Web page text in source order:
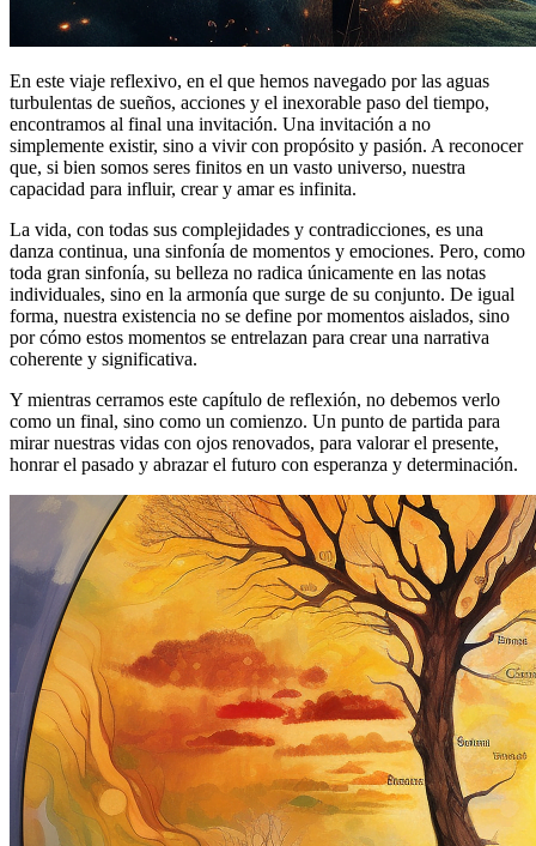
En este viaje reflexivo, en el que hemos navegado por las aguas
turbulentas de sueños, acciones y el inexorable paso del tiempo,
encontramos al final una invitación. Una invitación a no
simplemente existir, sino a vivir con propósito y pasión. A reconocer
que, si bien somos seres finitos en un vasto universo, nuestra
capacidad para influir, crear y amar es infinita.
La vida, con todas sus complejidades y contradicciones, es una
danza continua, una sinfonía de momentos y emociones. Pero, como
toda gran sinfonía, su belleza no radica únicamente en las notas
individuales, sino en la armonía que surge de su conjunto. De igual
forma, nuestra existencia no se define por momentos aislados, sino
por cómo estos momentos se entrelazan para crear una narrativa
coherente y significativa.
Y mientras cerramos este capítulo de reflexión, no debemos verlo
como un final, sino como un comienzo. Un punto de partida para
mirar nuestras vidas con ojos renovados, para valorar el presente,
honrar el pasado y abrazar el futuro con esperanza y determinación.